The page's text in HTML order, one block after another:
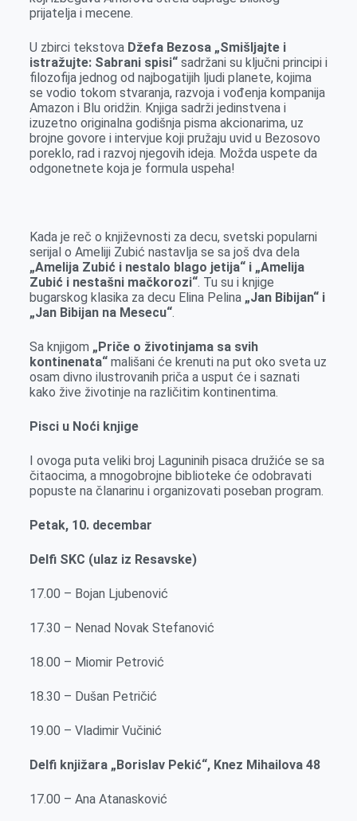
prijatelja i mecene.
U zbirci tekstova Džefa Bezosa „Smišljajte i
istražujte: Sabrani spisi“sadržani su ključni principi i
filozofija jednog od najbogatijih ljudi planete, kojima
se vodio tokom stvaranja, razvoja i vođenja kompanija
Amazon i Blu oridžin. Knjiga sadrži jedinstvena i
izuzetno originalna godišnja pisma akcionarima, uz
brojne govore i intervjue koji pružaju uvid u Bezosovo
poreklo, rad i razvoj njegovih ideja. Možda uspete da
odgonetnete koja je formula uspeha!
Kada je reč o književnosti za decu, svetski popularni
serijal o Ameliji Zubić nastavlja se sa još dva dela
„Amelija Zubić i nestalo blago jetija“ i „Amelija
Zubić i nestašni mačkorozi“. Tu su i knjige
bugarskog klasika za decu Elina Pelina „Jan Bibijan“ i
„Jan Bibijan na Mesecu“.
Sa knjigom „Priče o životinjama sa svih
kontinenata“mališani će krenuti na put oko sveta uz
osam divno ilustrovanih priča a usput će i saznati
kako žive životinje na različitim kontinentima.
Pisci u Noći knjige
I ovoga puta veliki broj Laguninih pisaca družiće se sa
čitaocima, a mnogobrojne biblioteke će odobravati
popuste na članarinu i organizovati poseban program.
Petak, 10. decembar
Delfi SKC (ulaz iz Resavske)
17.00 – Bojan Ljubenović
17.30 – Nenad Novak Stefanović
18.00 – Miomir Petrović
18.30 – Dušan Petričić
19.00 – Vladimir Vučinić
Delfi knjižara „Borislav Pekić“, Knez Mihailova 48
17.00 – Ana Atanasković